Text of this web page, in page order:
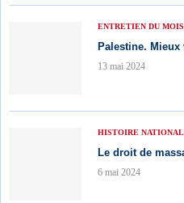
ENTRETIEN DU MOIS
Palestine.
13 mai 2024
HISTOIRE
Le droit de
6 mai 2024